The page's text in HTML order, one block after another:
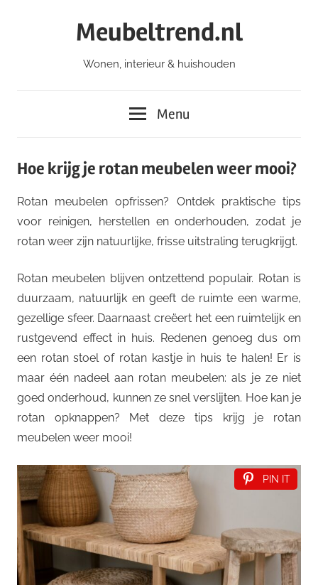
Meubeltrend.nl
Wonen, interieur & huishouden
Menu
Hoe krijg je rotan meubelen weer mooi?
Rotan meubelen opfrissen? Ontdek praktische tips
voor reinigen, herstellen en onderhouden, zodat je
rotan weer zijn natuurlijke, frisse uitstraling terugkrijgt.
Rotan meubelen blijven ontzettend populair. Rotan is
duurzaam, natuurlijk en geeft de ruimte een warme,
gezellige sfeer. Daarnaast creëert het een ruimtelijk en
rustgevend effect in huis. Redenen genoeg dus om
een rotan stoel of rotan kastje in huis te halen! Er is
maar één nadeel aan rotan meubelen: als je ze niet
goed onderhoud, kunnen ze snel verslijten. Hoe kan je
rotan opknappen? Met deze tips krijg je rotan
meubelen weer mooi!
PIN IT